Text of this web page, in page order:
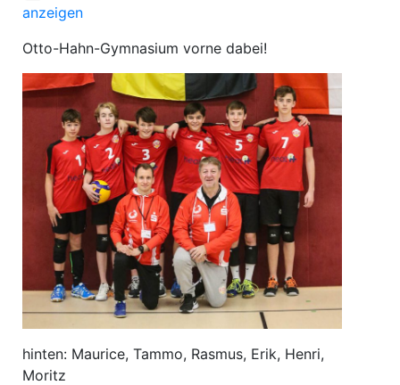
anzeigen
Otto-Hahn-Gymnasium vorne dabei!
hinten: Maurice, Tammo, Rasmus, Erik, Henri,
Moritz